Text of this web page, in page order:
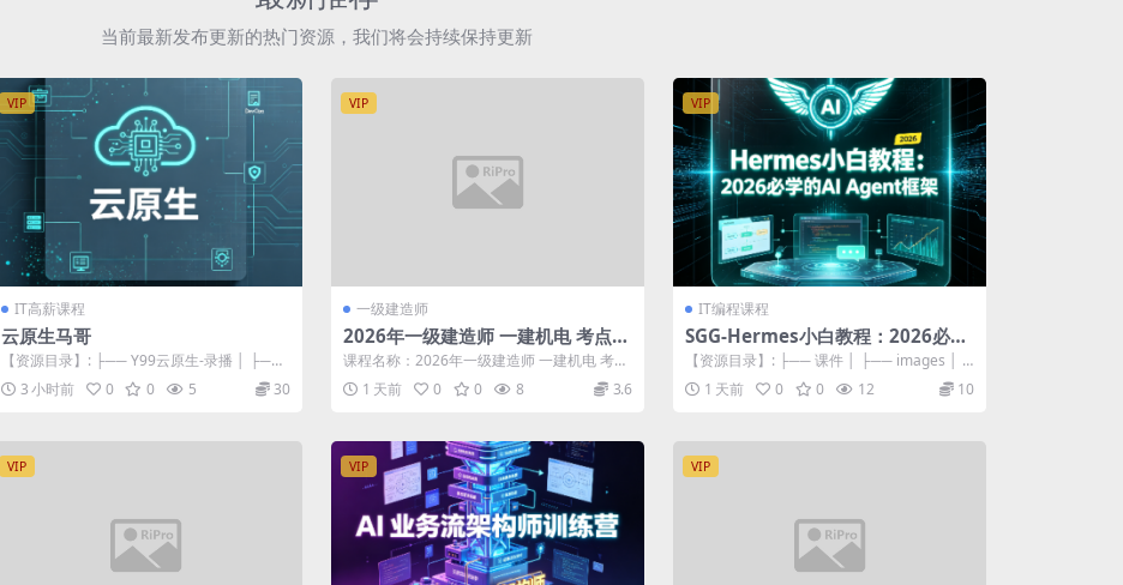
当前最新发布更新的热门资源，我们将会持续保持更新
VIP
IT高薪课程
云原生马哥
【资源目录】: ├── Y99云原生-录播 │ ├──
1-张世杰 │ │ ├─...
3 小时前 0 0 5 30
VIP
一级建造师
2026年一级建造师 一建机电 考点精
讲班 王子初
课程名称：2026年一级建造师 一建机电 考点
精讲班 王子初 更新进度： 资料 ...
1 天前 0 0 8 3.6
VIP
IT编程课程
SGG-Hermes小白教程：2026必学
的AI Agent框架
【资源目录】: ├── 课件 │ ├── images │ │
├── herm...
1 天前 0 0 12 10
VIP VIP VIP